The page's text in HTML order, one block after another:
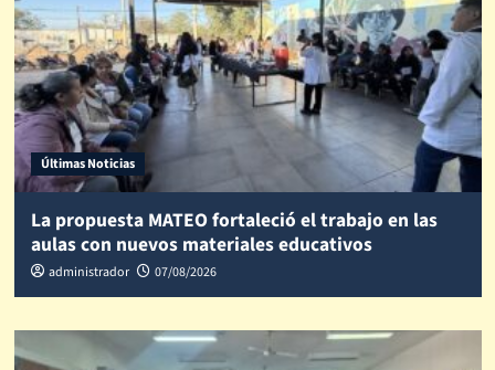
Últimas Noticias
La propuesta MATEO fortaleció el trabajo en las
aulas con nuevos materiales educativos
administrador 07/08/2026